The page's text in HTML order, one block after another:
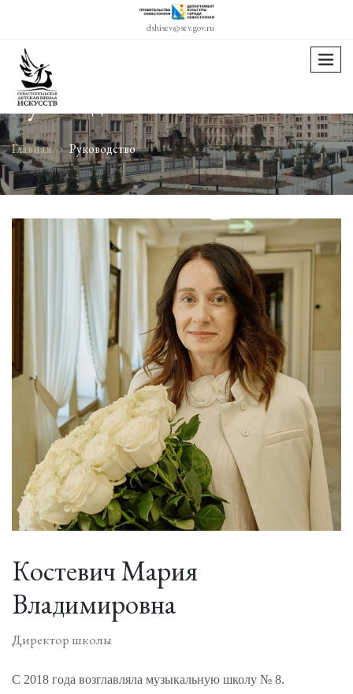
dshisev@sev.gov.ru
menu
Руководство
Главная Руководство
Костевич Мария
Владимировна
Директор школы
С 2018 года возглавляла музыкальную школу № 8.